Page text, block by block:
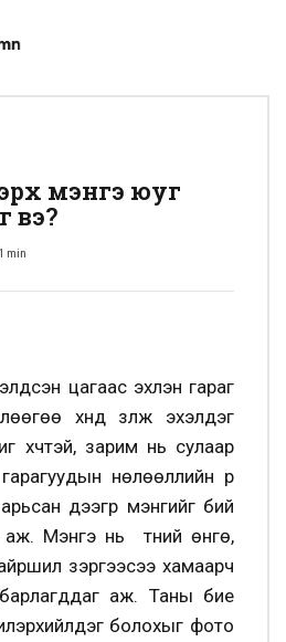
мэнгэ юуг
вэ?
1 min
цагаас эхлэн гараг
хүнд үзүүлж эхэлдэг
хүчтэй, зарим нь сулаар
нөлөөллийн үр
дээгүүр мэнгийг бий
Мэнгэ нь түүний өнгө,
зэргээсээ хамаарч
аж. Таны бие
болохыг фото